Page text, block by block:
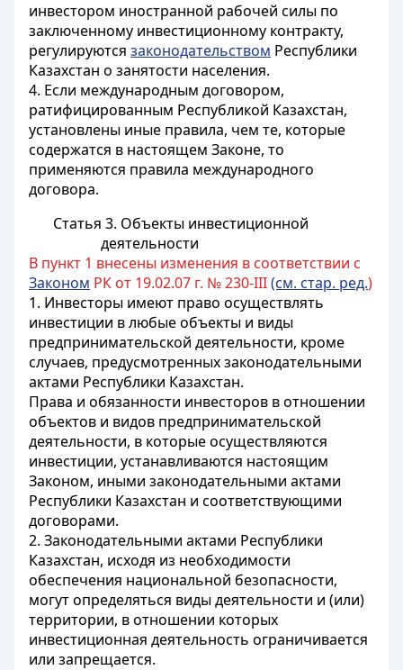
инвестором иностранной рабочей силы по
заключенному инвестиционному контракту,
регулируются законодательством Республики
Казахстан о занятости населения.
4. Если международным договором,
ратифицированным Республикой Казахстан,
установлены иные правила, чем те, которые
содержатся в настоящем Законе, то
применяются правила международного
договора.
Статья 3. Объекты инвестиционной
деятельности
В пункт 1 внесены изменения в соответствии с
Законом РК от 19.02.07 г. № 230-III(см. стар. ред.)
1. Инвесторы имеют право осуществлять
инвестиции в любые объекты и виды
предпринимательской деятельности, кроме
случаев, предусмотренных законодательными
актами Республики Казахстан.
Права и обязанности инвесторов в отношении
объектов и видов предпринимательской
деятельности, в которые осуществляются
инвестиции, устанавливаются настоящим
Законом, иными законодательными актами
Республики Казахстан и соответствующими
договорами.
2. Законодательными актами Республики
Казахстан, исходя из необходимости
обеспечения национальной безопасности,
могут определяться виды деятельности и (или)
территории, в отношении которых
инвестиционная деятельность ограничивается
или запрещается.